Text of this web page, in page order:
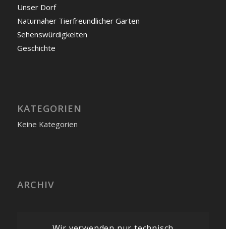
Unser Dorf
Naturnaher Tierfreundlicher Garten
Sehenswürdigkeiten
Geschichte
KATEGORIEN
Keine Kategorien
ARCHIV